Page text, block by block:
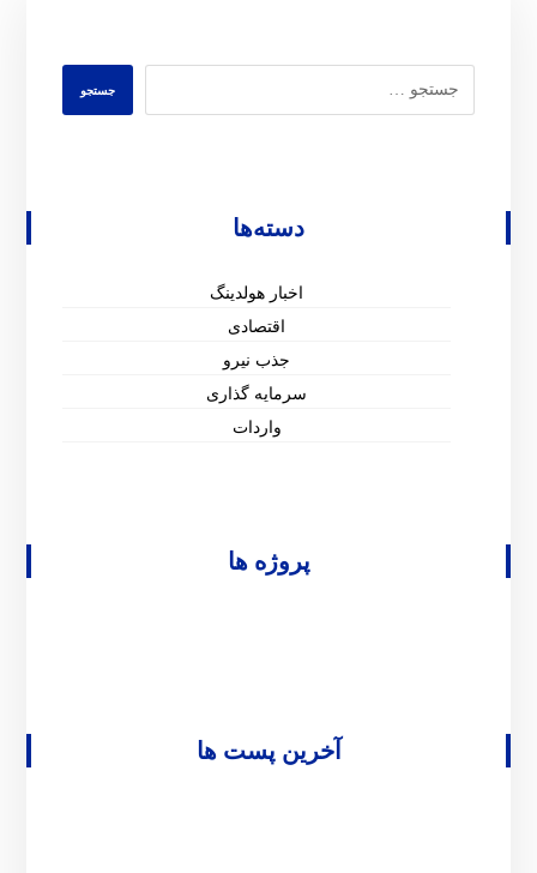
دسته‌ها
اخبار هولدینگ
اقتصادی
جذب نیرو
سرمایه گذاری
واردات
پروژه ها
آخرین پست ها